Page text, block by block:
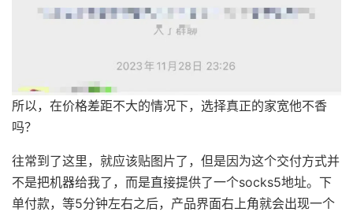
所以，在价格差距不大的情况下，选择真正的家宽他不香
吗？
往常到了这里，就应该贴图片了，但是因为这个交付方式并
不是把机器给我了，而是直接提供了一个socks5地址。下
单付款，等5分钟左右之后，产品界面右上角就会出现一个